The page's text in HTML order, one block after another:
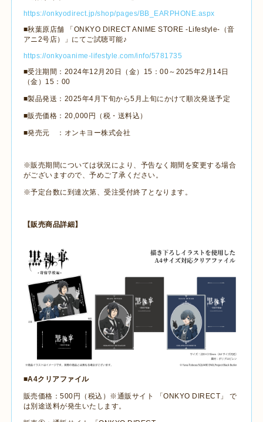
https://onkyodirect.jp/shop/pages/BB_EARPHONE.aspx
■秋葉原店舗 「 ONKYO DIRECT ANIME STORE -Lifestyle- （音
アニ2号店）」にてご試聴可能♪
https://onkyoanime-lifestyle.com/info/5781735
■受注期間： 2024年12 月 20 日（金） 15 ：00～ 2025年2 月 14日
（金） 15 ： 00
■製品発送： 2025年4 月下旬から5 月上旬にかけて順次発送予定
■販売価格： 20,000 円（税・送料込）
■発売元 ：オンキヨー株式会社
※販売期間については状況により、予告なく期間を変更する場合
がございますので、予めご了承ください。
※予定台数に到達次第、受注受付終了となります。
【販売商品詳細】
■A4クリアファイル
販売価格：500円（税込）※通販サイト 「ONKYO DIRECT 」 で
は別途送料が発生いたします。